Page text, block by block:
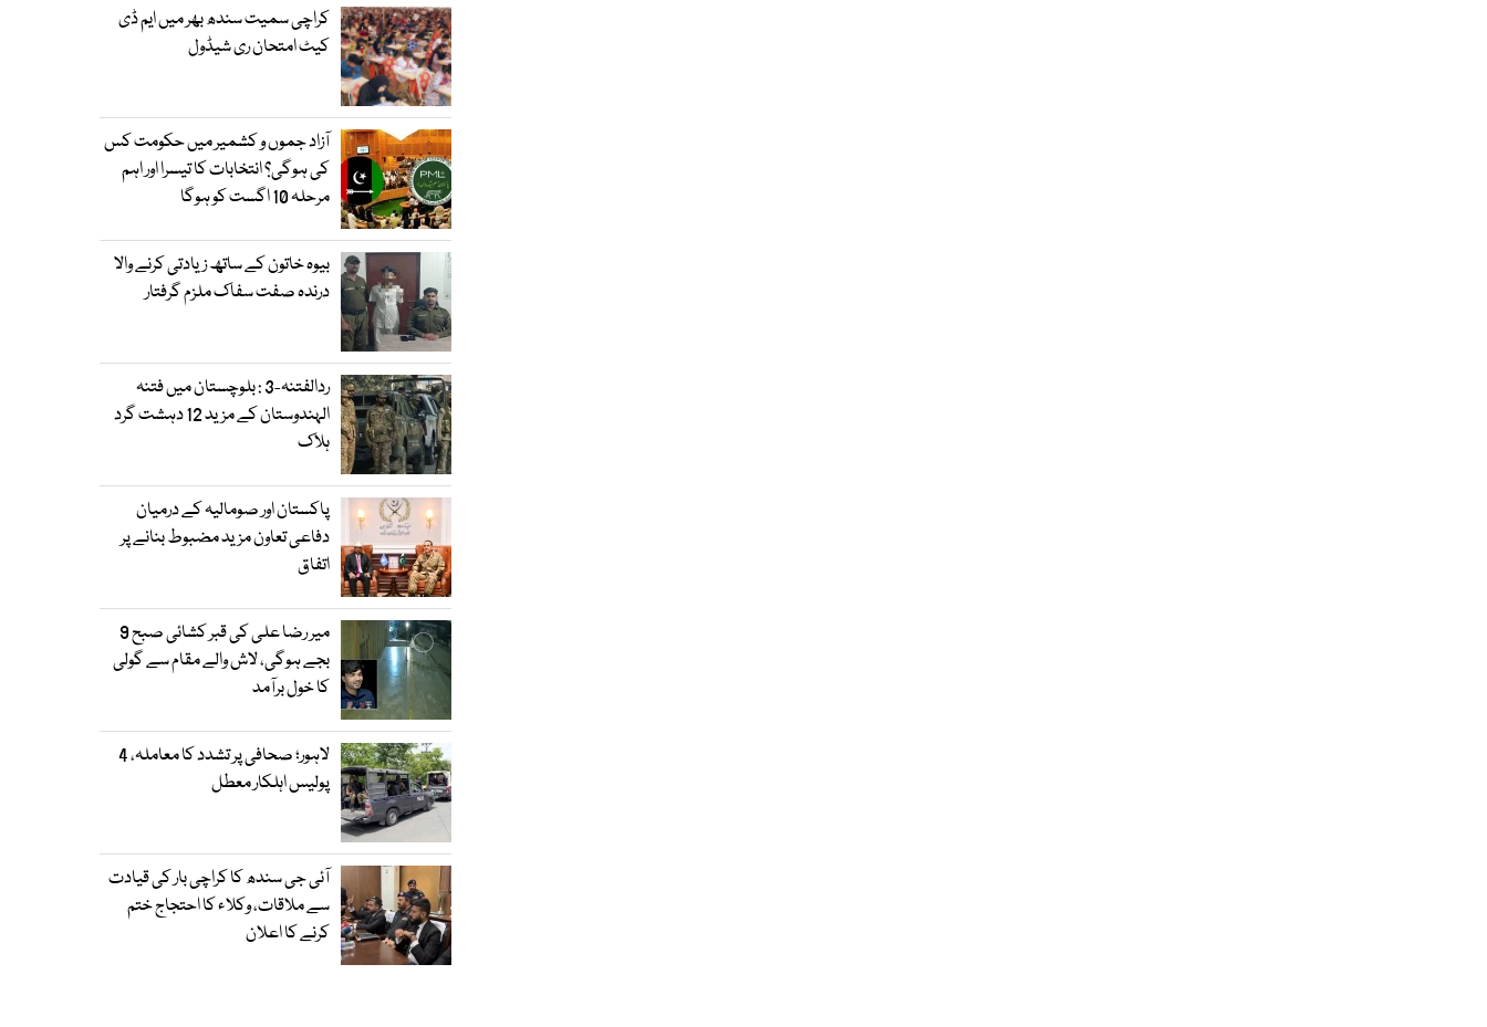
کراچی سمیت سندھ بھر میں ایم ڈی
کیٹ امتحان ری شیڈول
آزاد جموں و کشمیر میں حکومت کس
کی ہوگی؟ انتخابات کا تیسرا اور اہم
مرحلہ 10 اگست کو ہوگا
بیوہ خاتون کے ساتھ زیادتی کرنے والا
درندہ صفت سفاک ملزم گرفتار
ردالفتنہ-3 : بلوچستان میں فتنہ
الہندوستان کے مزید 12 دہشت گرد
ہلاک
پاکستان اور صومالیہ کے درمیان
دفاعی تعاون مزید مضبوط بنانے پر
اتفاق
میر رضا علی کی قبر کشائی صبح 9
بجے ہوگی، لاش والے مقام سے گولی
کا خول برآمد
لاہور؛ صحافی پر تشدد کا معاملہ، 4
پولیس اہلکار معطل
آئی جی سندھ کا کراچی بار کی قیادت
سے ملاقات، وکلاء کا احتجاج ختم
کرنے کا اعلان